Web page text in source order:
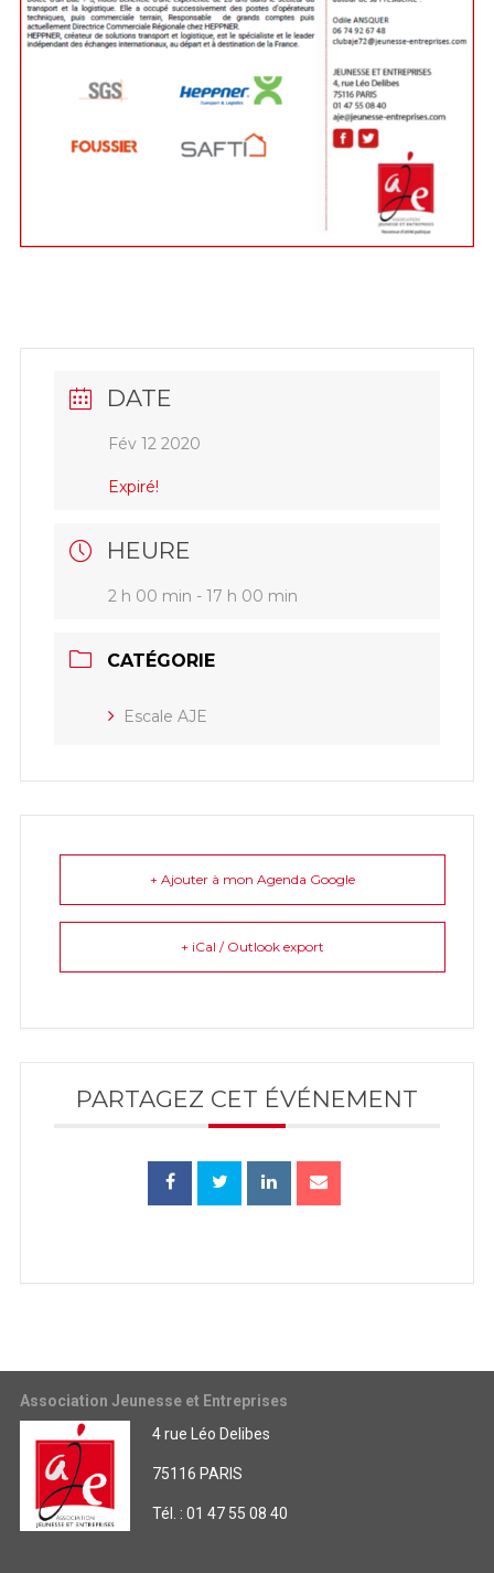
DATE
Fév 12 2020
Expiré!
HEURE
2 h 00 min - 17 h 00 min
CATÉGORIE
Escale AJE
+ Ajouter à mon Agenda Google
+ iCal / Outlook export
PARTAGEZ CET ÉVÉNEMENT
Association Jeunesse et Entreprises
4 rue Léo Delibes
75116 PARIS
Tél. : 01 47 55 08 40